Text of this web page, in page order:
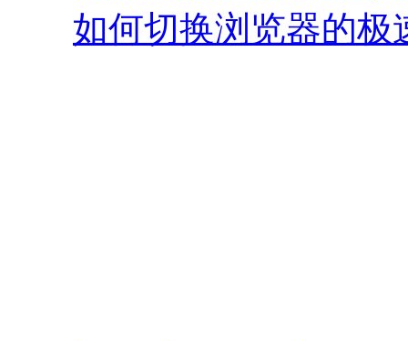
如何切换浏览器的极